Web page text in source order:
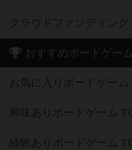
クラウドファンディング
おすすめボードゲーム
お気に入りボードゲーム
興味ありボードゲーム
経験ありボードゲーム